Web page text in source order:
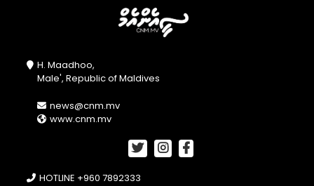
H. Maadhoo,
Male', Republic of Maldives
news@cnm.mv
www.cnm.mv
HOTLINE +960 7892333